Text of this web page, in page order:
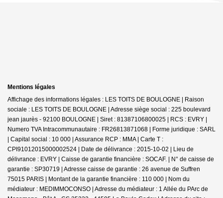
Mentions légales
Affichage des informations légales : LES TOITS DE BOULOGNE | Raison
sociale : LES TOITS DE BOULOGNE | Adresse siège social : 225 boulevard
jean jaurès - 92100 BOULOGNE | Siret : 81387106800025 | RCS : EVRY |
Numero TVA Intracommunautaire : FR26813871068 | Forme juridique : SARL
| Capital social : 10 000 | Assurance RCP : MMA | Carte T :
CPI91012015000002524 | Date de délivrance : 2015-10-02 | Lieu de
délivrance : EVRY | Caisse de garantie financière : SOCAF. | N° de caisse de
garantie : SP30719 | Adresse caisse de garantie : 26 avenue de Suffren
75015 PARIS | Montant de la garantie financière : 110 000 | Nom du
médiateur : MEDIMMOCONSO | Adresse du médiateur : 1 Allée du PArc de